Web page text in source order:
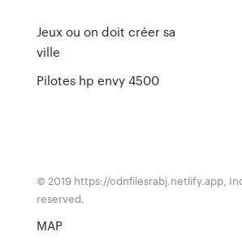
Jeux ou on doit créer sa
ville
Pilotes hp envy 4500
© 2019 https://cdnfilesrabj.netlify.app,
reserved.
MAP